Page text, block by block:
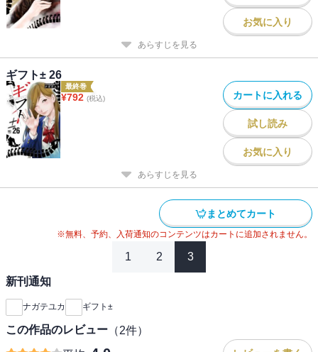
お気に入り
あらすじを見る
ギフト± 26
最終巻
¥792 (税込) カートに入れる
試し読み
お気に入り
あらすじを見る
まとめてカート
※無料、予約、入荷通知のコンテンツはカートに追加されません。
1 2 3
新刊通知
ナガテユカ ギフト±
この作品のレビュー （2件）